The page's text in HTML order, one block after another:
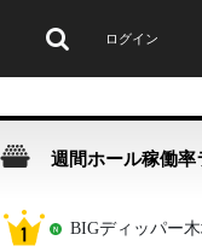
ログイン
週間ホール稼働率
BIGディッパー